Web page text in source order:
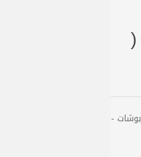
كت بوش فورويل GMC سييرا 1500 (
الماركة : فورويل بلد الصنع : الصين الموديل : 2014 - 1999 - العدد : طقم 8 بوشات -